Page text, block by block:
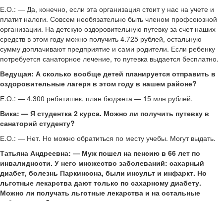
Е.О.: — Да, конечно, если эта организация стоит у нас на учете и
платит налоги. Совсем необязательно быть членом профсоюзной
организации. На детскую оздоровительную путевку за счет наших
средств в этом году можно получить 4.725 рублей, остальную
сумму доплачивают предприятие и сами родители. Если ребенку
потребуется санаторное лечение, то путевка выдается бесплатно.
Ведущая: А сколько вообще детей планируется отправить в
оздоровительные лагеря в этом году в нашем районе?
Е.О.: — 4.300 ребятишек, план бюджета — 15 млн рублей.
Вика: — Я студентка 2 курса. Можно ли получить путевку в
санаторий студенту?
Е.О.: — Нет. Но можно обратиться по месту учебы. Могут выдать.
Татьяна Андреевна: — Муж пошел на пенсию в 66 лет по
инвалидности. У него множество заболеваний: сахарный
диабет, болезнь Паркинсона, были инсульт и инфаркт. Но
льготные лекарства дают только по сахарному диабету.
Можно ли получать льготные лекарства и на остальные